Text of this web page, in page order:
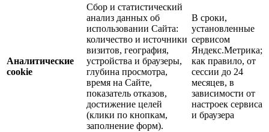
Аналитические
cookie
Сбор и статистический
анализ данных об
использовании Сайта:
количество и источники
визитов, география,
устройства и браузеры,
глубина просмотра,
время на Сайте,
показатель отказов,
достижение целей
(клики по кнопкам,
заполнение форм).
В сроки,
установленные
сервисом
Яндекс.Метрика;
как правило, от
сессии до 24
месяцев, в
зависимости от
настроек сервиса
и браузера